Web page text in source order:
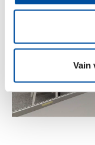
Vain